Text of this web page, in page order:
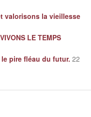
valorisons la vieillesse
LE TEMPS
pire fléau du futur. 22